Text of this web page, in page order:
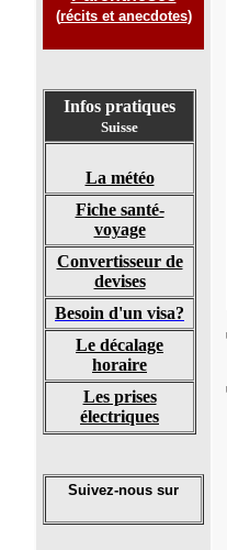
(récits et anecdotes)
Infos pratiques
Suisse
La météo
Fiche santé-
voyage
Convertisseur de
devises
Besoin d'un visa?
Le décalage
horaire
Les prises
électriques
Suivez-nous sur